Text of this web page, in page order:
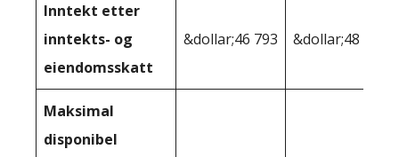
Inntekt etter
inntekts- og
eiendomsskatt
&dollar;46 793 &dollar;48 802
Maksimal
disponibel